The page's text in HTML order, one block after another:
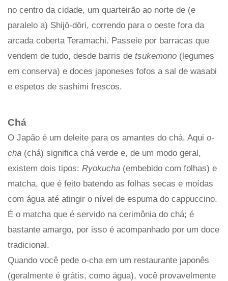
no centro da cidade, um quarteirão ao norte de (e
paralelo a) Shijō-dōri, correndo para o oeste fora da
arcada coberta Teramachi. Passeie por barracas que
vendem de tudo, desde barris de tsukemono (legumes
em conserva) e doces japoneses fofos a sal de wasabi
e espetos de sashimi frescos.
Chá
O Japão é um deleite para os amantes do chá. Aqui o-
cha (chá) significa chá verde e, de um modo geral,
existem dois tipos: Ryokucha (embebido com folhas) e
matcha, que é feito batendo as folhas secas e moídas
com água até atingir o nível de espuma do cappuccino.
É o matcha que é servido na cerimônia do chá; é
bastante amargo, por isso é acompanhado por um doce
tradicional.
Quando você pede o-cha em um restaurante japonês
(geralmente é grátis, como água), você provavelmente